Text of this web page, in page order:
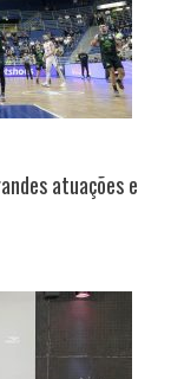
atuações e